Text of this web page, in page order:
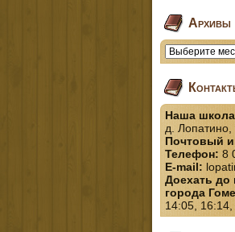
Архивы
Наша школа
д. Лопатино,
Почтовый
Телефон:8
E-mail:
Доехать до
города
14:05,